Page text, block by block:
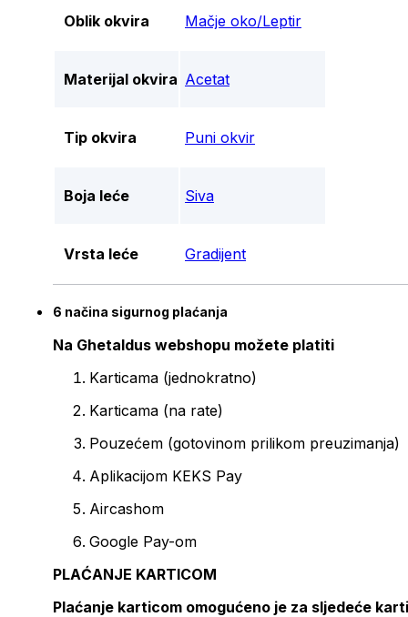
Oblik okvira Mačje oko/Leptir
Materijal okvira Acetat
Tip okvira Puni okvir
Boja leće Siva
Vrsta leće Gradijent
6 načina sigurnog plaćanja
Na Ghetaldus webshopu možete platiti
Karticama (jednokratno)
Karticama (na rate)
Pouzećem (gotovinom prilikom preuzimanja)
Aplikacijom KEKS Pay
Aircashom
Google Pay-om
PLAĆANJE KARTICOM
Plaćanje karticom omogućeno je za sljedeće